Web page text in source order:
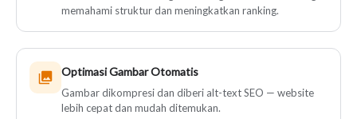
memahami struktur dan meningkatkan ranking.
Optimasi Gambar Otomatis
Gambar dikompresi dan diberi alt-text SEO — website
lebih cepat dan mudah ditemukan.